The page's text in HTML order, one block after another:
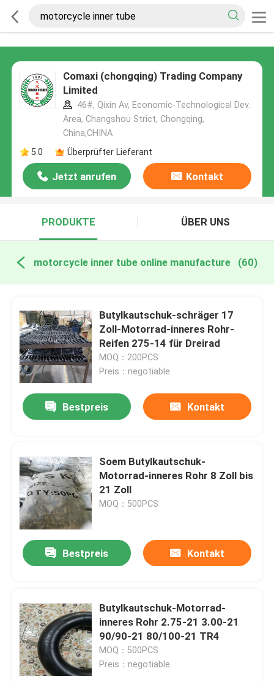
Comaxi (chongqing) Trading Company
Limited
46#, Qixin Av, Economic-Technological Dev.
Area, Changshou Strict, Chongqing,
China,CHINA
5.0
Überprüfter Lieferant
Jetzt anrufen Kontakt
PRODUKTE ÜBER UNS
motorcycle inner tube online manufacture (60)
Butylkautschuk-schräger 17
Zoll-Motorrad-inneres Rohr-
Reifen 275-14 für Dreirad
MOQ：200PCS
Preis：negotiable
Bestpreis Kontakt
Soem Butylkautschuk-
Motorrad-inneres Rohr 8 Zoll bis
21 Zoll
MOQ：500PCS
Bestpreis Kontakt
Butylkautschuk-Motorrad-
inneres Rohr 2.75-21 3.00-21
90/90-21 80/100-21 TR4
MOQ：500PCS
Preis：negotiable